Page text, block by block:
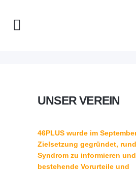
UNSER VEREIN
46PLUS wurde im
Zielsetzung gegründet,
Syndrom zu informieren
bestehende Vorurteile und